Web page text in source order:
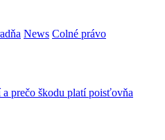
News Colné právo